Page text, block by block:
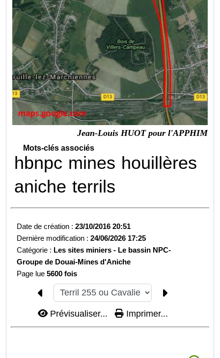
Jean-Louis HUOT pour l'APPHIM
Mots-clés associés
hbnpc mines houillères
aniche terrils
Date de création :23/10/2016 20:51
Dernière modification :24/06/2026 17:25
Catégorie : Les sites miniers - Le bassin NPC-
Groupe de Douai-Mines d'Aniche
Page lue5600 fois
Prévisualiser... Imprimer...